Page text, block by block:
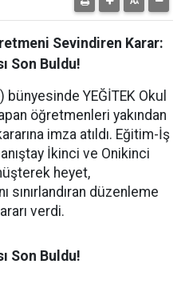
Sevindiren Karar:
Son Buldu!
bünyesinde YEĞİTEK Okul
öğretmenleri yakından
imza atıldı. Eğitim-İş
İkinci ve Onikinci
heyet,
sınırlandıran düzenleme
verdi.
Son Buldu!